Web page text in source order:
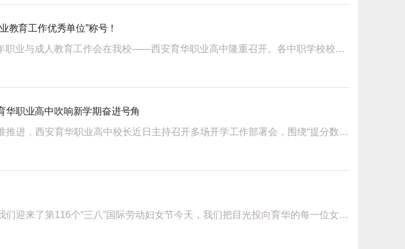
教育工作优秀单位”称号！
3月13日下午，西安市灞桥区教育局2026年职业与成人教育工作会在我校——西安育华职业高中隆重召开。各中职学校校长、分管副校长，灞桥教师进修学校校长、分管副校长，各街道中心学校党总支书记，纺织城街道、...
职业高中吹响新学期奋进号角
为确保新学期各项工作高起点开局、高标准推进，西安育华职业高中校长近日主持召开多场开学工作部署会，围绕“提分数、强改革、优管理、重服务、保安全”五大核心目标，左校长对各项工作提出系统性要求，为全体教职工...
春风送暖，芳华正好在三月温柔的时光里我们迎来了第116个“三八”国际劳动妇女节今天，我们把目光投向育华的每一位女性致敬每一个：平凡又闪耀、温柔又有力量的了不起的她在育华，“她”是多元的，更是独一无二的...